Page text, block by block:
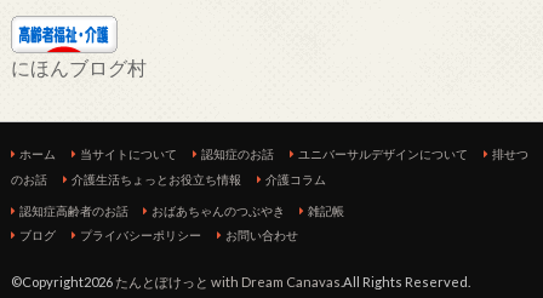
にほんブログ村
ホーム 当サイトについて 認知症のお話 ユニバーサルデザインについて
排せつ
のお話
介護生活ちょっとお役立ち情報 介護コラム
認知症高齢者のお話 おばあちゃんのつぶやき
雑記帳
ブログ
プライバシーポリシー お問い合わせ
©Copyright2026 たんとぽけっと with Dream Canavas .All Rights Reserved.